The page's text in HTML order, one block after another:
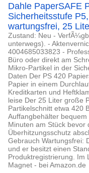
Dahle PaperSAFE
Sicherheitsstufe
wartungsfrei, 25
Zustand: Neu -
unterwegs). -
4004685033823 -
Büro oder direkt am
Mikro-Partikel in der
Daten Der PS 420
Papier in einem
Kreditkarten und
leise Der 25 Liter große
Partikelschnitt etwa 420
Auffangbehälter
Minuten am Stück bevor
Überhitzungsschutz
Gebrauch Wartungsfrei:
und er besitzt einen
Produktregistrierung. Im
Magnet - bei Amazon.de